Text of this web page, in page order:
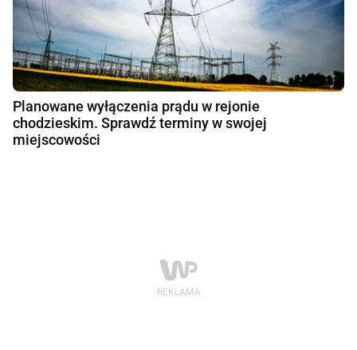
Planowane wyłączenia prądu w rejonie
chodzieskim. Sprawdź terminy w swojej
miejscowości